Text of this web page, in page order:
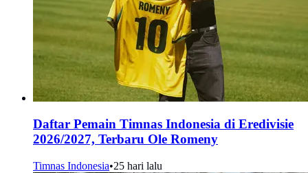
Daftar Pemain Timnas Indonesia di Eredivisie
2026/2027, Terbaru Ole Romeny
Timnas Indonesia•25 hari lalu